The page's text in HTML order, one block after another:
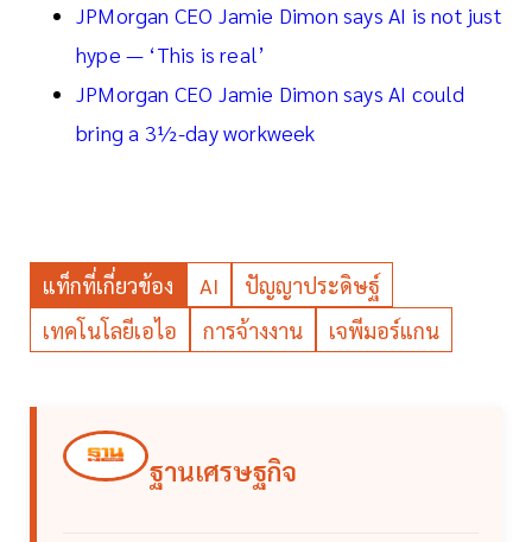
JPMorgan CEO Jamie Dimon says AI is not just
hype — ‘This is real’
JPMorgan CEO Jamie Dimon says AI could
bring a 3½-day workweek
แท็กที่เกี่ยวข้อง AI
ปัญญาประดิษฐ์
เทคโนโลยีเอไอ
การจ้างงาน เจพีมอร์แกน
ฐานเศรษฐกิจ